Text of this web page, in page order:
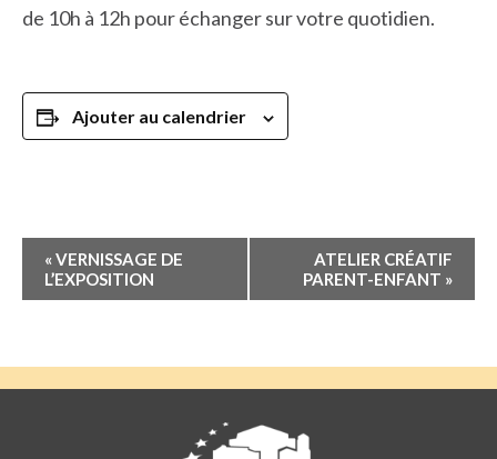
de 10h à 12h pour échanger sur votre quotidien.
Ajouter au calendrier
Navigation
Évènement
«VERNISSAGE DE
L’EXPOSITION
ATELIER CRÉATIF
PARENT-ENFANT »